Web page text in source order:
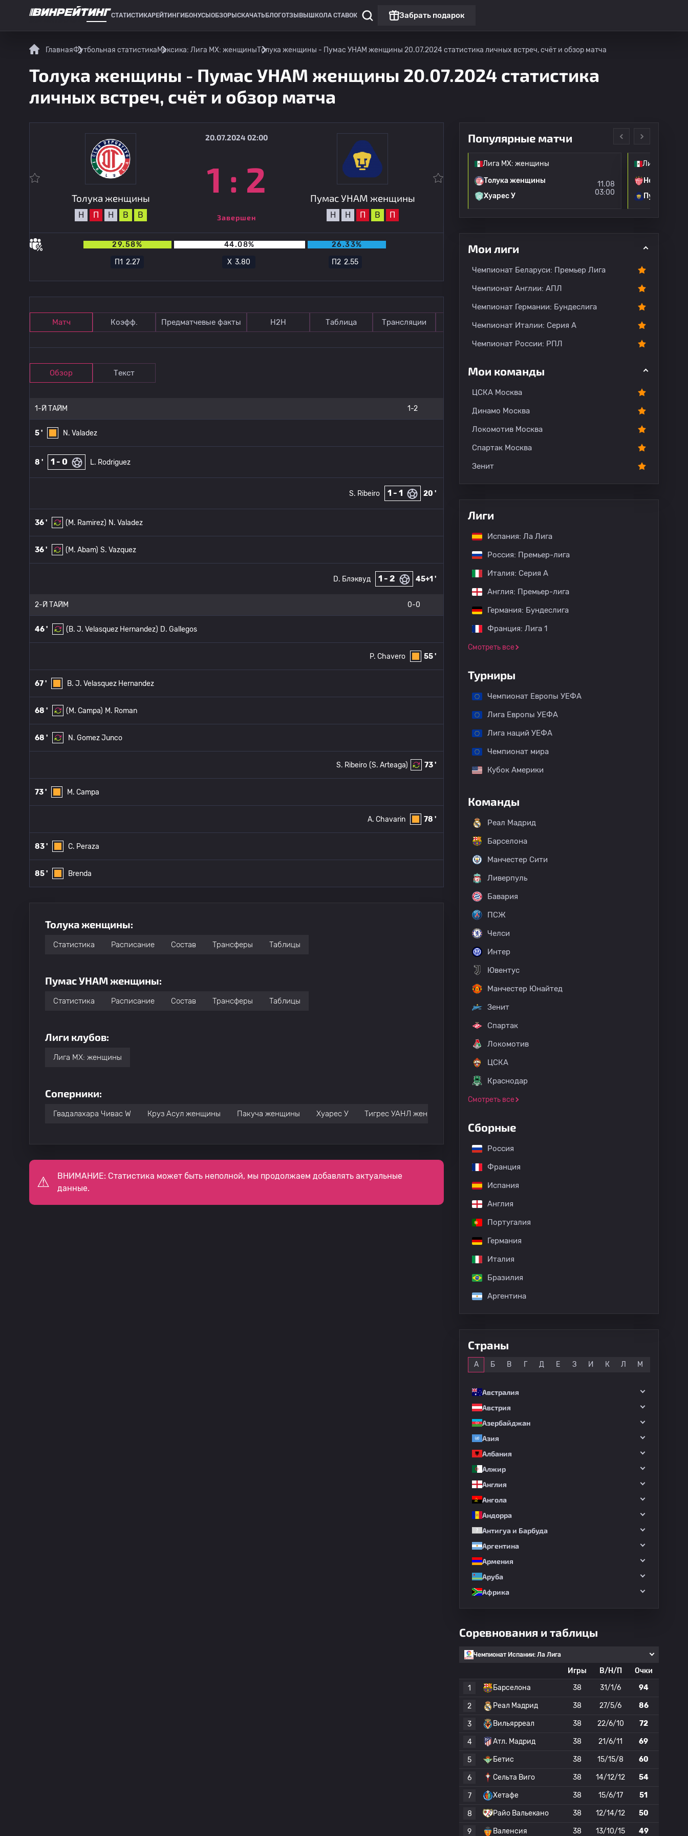
СТАТИСТИКАРЕЙТИНГИ БОНУСЫ ОБЗОРЫ СКАЧАТЬ БЛОГОТЗЫВЫ ШКОЛА СТАВОК Забрать подарок
ГлавнаяФутбольная статистикаМексика: Лига МХ: женщиныТолука женщины - Пумас УНАМ женщины 20.07.2024 статистика личных встреч, счёт и обзор матча
Толука женщины - Пумас УНАМ женщины 20.07.2024 статистика
личных встреч, счёт и обзор матча
Толука женщины
Н П Н В В
20.07.2024 02:00
1 : 2
Завершен
Пумас УНАМ женщины
Н Н П В П
29.58% 44.08%
26.33%
П1 2.27 Х 3.80 П22.55
Матч Коэфф. Предматчевые факты Н2Н Таблица Трансляции Прогноз Комментарии
Обзор Текст
1-Й ТАЙМ 1-2
5 ' N. Valadez
8 ' 1 - 0 L. Rodriguez
20 '
1 - 1
S. Ribeiro
36 ' (M. Ramirez) N. Valadez
36 ' (M. Abam) S. Vazquez
45+1 '
1 - 2
D. Блэквуд
2-Й ТАЙМ 0-0
46 ' (B. J. Velasquez Hernandez) D. Gallegos
55 '
P. Chavero
67 ' B. J. Velasquez Hernandez
68 ' (M. Campa) M. Roman
68 ' N. Gomez Junco
73 '
(S. Arteaga)
S. Ribeiro
73 ' M. Campa
78 '
A. Chavarin
83 ' C. Peraza
85 ' Brenda
Толука женщины:
Статистика Расписание Состав Трансферы Таблицы
Пумас УНАМ женщины:
Статистика Расписание Состав Трансферы Таблицы
Лиги клубов:
Лига МХ: женщины
Соперники:
Гвадалахара Чивас W Круз Асул женщины Пакуча женщины Хуарес У Тигрес УАНЛ женщины
ВНИМАНИЕ: Статистика может быть неполной, мы продолжаем добавлять актуальные
данные.
Популярные матчи
Лига МХ: женщины
Пумас УНАМ женщины
09.08
Лига МХ: женщины
Толука женщины
Хуарес У
11.08
03:00
Лига МХ:
Некакса
Пумас
Мои лиги
Чемпионат Беларуси: Премьер Лига
Чемпионат Англии: АПЛ
Чемпионат Германии: Бундеслига
Чемпионат Италии: Серия А
Чемпионат России: РПЛ
Мои команды
ЦСКА Москва
Динамо Москва
Локомотив Москва
Спартак Москва
Зенит
Лиги
Испания: Ла Лига
Россия: Премьер-лига
Италия: Серия А
Англия: Премьер-лига
Германия: Бундеслига
Франция: Лига 1
Смотреть все
Турниры
Чемпионат Европы УЕФА
Лига Европы УЕФА
Лига наций УЕФА
Чемпионат мира
Кубок Америки
Команды
Реал Мадрид
Барселона
Манчестер Сити
Ливерпуль
Бавария
ПСЖ
Челси
Интер
Ювентус
Манчестер Юнайтед
Зенит
Спартак
Локомотив
ЦСКА
Краснодар
Смотреть все
Сборные
Россия
Франция
Испания
Англия
Португалия
Германия
Италия
Бразилия
Аргентина
Страны
А Б В Г Д Е З И К Л М
Австралия
Австрия
Азербайджан
Азия
Албания
Алжир
Англия
Ангола
Андорра
Антигуа и Барбуда
Аргентина
Армения
Аруба
Африка
Соревнования и таблицы
Чемпионат Испании: Ла Лига
Игры В/Н/П
Очки
1
Барселона 38 31/1/6 94
2 Реал Мадрид 38 27/5/6 86
3 Вильярреал 38 22/6/10 72
4 Атл. Мадрид 38 21/6/11 69
5 Бетис 38 15/15/8 60
6 Сельта Виго 38 14/12/12 54
7 Хетафе 38 15/6/17 51
8 Райо Вальекано 38 12/14/12 50
9 Валенсия 38 13/10/15 49